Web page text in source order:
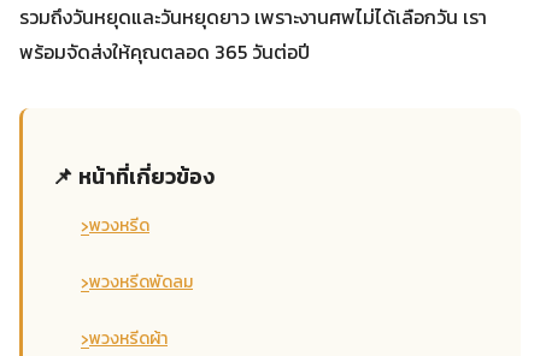
รวมถึงวันหยุดและวันหยุดยาว เพราะงานศพไม่ได้เลือกวัน เรา
พร้อมจัดส่งให้คุณตลอด 365 วันต่อปี
📌 หน้าที่เกี่ยวข้อง
›พวงหรีด
›พวงหรีดพัดลม
›พวงหรีดผ้า